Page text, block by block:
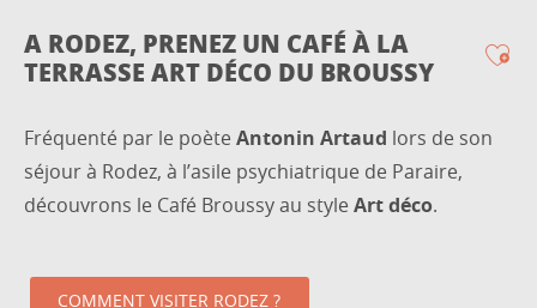
A RODEZ, PRENEZ UN CAFÉ À LA
TERRASSE ART DÉCO DU BROUSSY
Fréquenté par le poète Antonin Artaud lors de son
séjour à Rodez, à l’asile psychiatrique de Paraire,
découvrons le Café Broussy au style Art déco.
COMMENT VISITER RODEZ ?